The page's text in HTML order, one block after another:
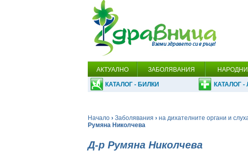
АКТУАЛНО ЗАБОЛЯВАНИЯ
КАТАЛОГ - БИЛКИ КАТАЛОГ -
Начало › Заболявания › на дихателните органи и
Румяна Николчева
Д-р Румяна Николчева